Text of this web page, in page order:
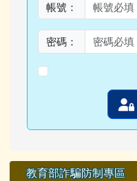
帳號：
密碼：
教育部詐騙防制專區